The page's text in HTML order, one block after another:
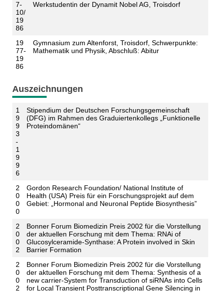
7-
10/
19
86
Werkstudentin der Dynamit Nobel AG, Troisdorf
19
77-
19
86
Gymnasium zum Altenforst, Troisdorf, Schwerpunkte:
Mathematik und Physik, Abschluß: Abitur
Auszeichnungen
1
9
9
3
-
1
9
9
6
Stipendium der Deutschen Forschungsgemeinschaft
(DFG) im Rahmen des Graduiertenkollegs „Funktionelle
Proteindomänen“
2
0
0
0
Gordon Research Foundation/ National Institute of
Health (USA) Preis für ein Forschungsprojekt auf dem
Gebiet: „Hormonal and Neuronal Peptide Biosynthesis”
2
0
0
2
Bonner Forum Biomedizin Preis 2002 für die Vorstellung
der aktuellen Forschung mit dem Thema: RNAi of
Glucosylceramide-Synthase: A Protein involved in Skin
Barrier Formation
2
0
0
2
Bonner Forum Biomedizin Preis 2002 für die Vorstellung
der aktuellen Forschung mit dem Thema: Synthesis of a
new carrier-System for Transduction of siRNAs into Cells
for Local Transient Posttranscriptional Gene Silencing in